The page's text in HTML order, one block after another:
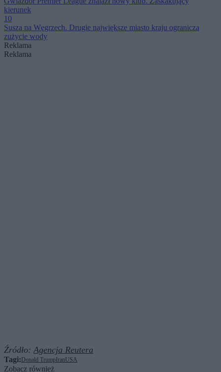
kierunek
10
Susza na Węgrzech. Drugie największe miasto kraju ogranicza
zużycie wody
Reklama
Reklama
Źródło:Agencja Reutera
Tagi: Donald Trump IranUSA
Zobacz również